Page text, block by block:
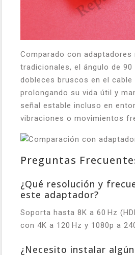
Comparado con adaptadores
tradicionales, el ángulo de 90
dobleces bruscos en el cable
prolongando su vida útil y
señal estable incluso en
vibraciones o movimientos
Preguntas
¿Qué resolución y
este adaptador?
Soporta hasta 8K a 60 Hz
con 4K a 120 Hz y 1080p a
¿Necesito instalar